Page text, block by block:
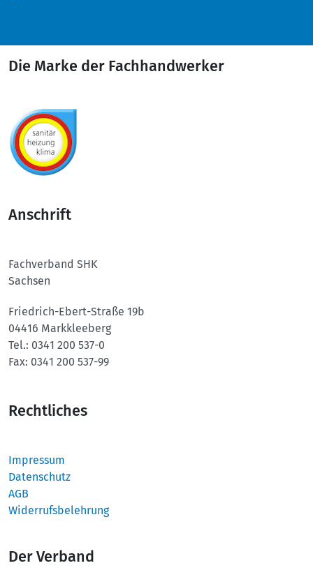
Die Marke der Fachhandwerker
Anschrift
Fachverband SHK
Sachsen
Friedrich-Ebert-Straße 19b
04416 Markkleeberg
Tel.: 0341 200 537-0
Fax: 0341 200 537-99
Rechtliches
Impressum
Datenschutz
AGB
Widerrufsbelehrung
Der Verband